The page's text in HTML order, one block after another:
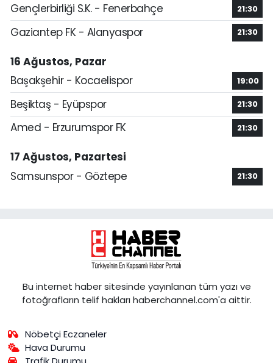
Gençlerbirliği S.K. - Fenerbahçe 21:30
Gaziantep FK - Alanyaspor 21:30
16 Ağustos, Pazar
Başakşehir - Kocaelispor
19:00
Beşiktaş - Eyüpspor 21:30
Amed - Erzurumspor FK 21:30
17 Ağustos, Pazartesi
Samsunspor - Göztepe
21:30
Bu internet haber sitesinde yayınlanan tüm yazı ve
fotoğrafların telif hakları haberchannel.com'a aittir.
Nöbetçi Eczaneler
Hava Durumu